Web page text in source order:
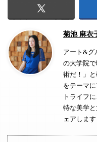
菊池 麻衣
アート&グ
の大学院
術だ！」
をテーマ
トライフ
特な美学
ェアします